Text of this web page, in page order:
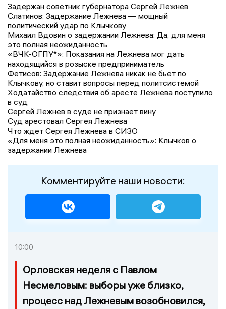
Задержан советник губернатора Сергей Лежнев
Слатинов: Задержание Лежнева — мощный
политический удар по Клычкову
Михаил Вдовин о задержании Лежнева: Да, для меня
это полная неожиданность
«ВЧК-ОГПУ*»: Показания на Лежнева мог дать
находящийся в розыске предприниматель
Фетисов: Задержание Лежнева никак не бьет по
Клычкову, но ставит вопросы перед политсистемой
Ходатайство следствия об аресте Лежнева поступило
в суд
Сергей Лежнев в суде не признает вину
Суд арестовал Сергея Лежнева
Что ждет Сергея Лежнева в СИЗО
«Для меня это полная неожиданность»: Клычков о
задержании Лежнева
Комментируйте наши новости:
10:00
Орловская неделя с Павлом
Несмеловым: выборы уже близко,
процесс над Лежневым возобновился,